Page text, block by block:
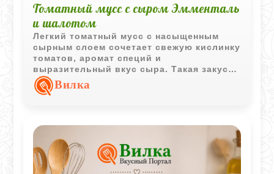
Томатный мусс с сыром Эмменталь
и шалотом
Легкий томатный мусс с насыщенным
сырным слоем сочетает свежую кислинку
томатов, аромат специй и
выразительный вкус сыра. Такая закуска
хорошо подходит для летнего стола и
подачи с хлебом.
Вилка